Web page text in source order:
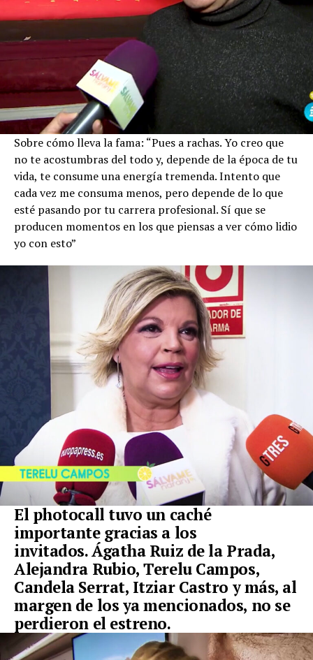
Sobre cómo lleva la fama: “Pues a rachas. Yo creo que
no te acostumbras del todo y, depende de la época de tu
vida, te consume una energía tremenda. Intento que
cada vez me consuma menos, pero depende de lo que
esté pasando por tu carrera profesional. Sí que se
producen momentos en los que piensas a ver cómo lidio
yo con esto”
El photocall tuvo un caché
importante gracias a los
invitados.Ágatha Ruiz de la Prada,
Alejandra Rubio, Terelu Campos,
Candela Serrat, Itziar Castro y más, al
margen de los ya mencionados, no se
perdieron el estreno.